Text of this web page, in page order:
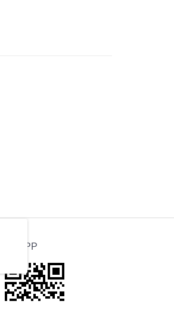
官方APP